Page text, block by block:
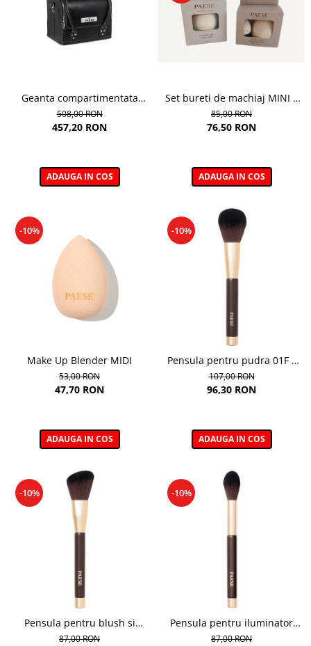
Geanta compartimentata
pentru depozitarea
accesoriilor si produselor de
508,00 RON
457,20 RON
ADAUGA IN COS
Set bureti de machiaj MINI +
MIDI
85,00 RON
76,50 RON
ADAUGA IN COS
-10%
Make Up Blender MIDI
53,00 RON
47,70 RON
ADAUGA IN COS
-10%
Pensula pentru pudra 01F –
Powder Brush
107,00 RON
96,30 RON
ADAUGA IN COS
-10%
Pensula pentru blush si
bronzer 02F – Blush &
87,00 RON
-10%
Pensula pentru iluminator
03F – Highlighter Brush
87,00 RON